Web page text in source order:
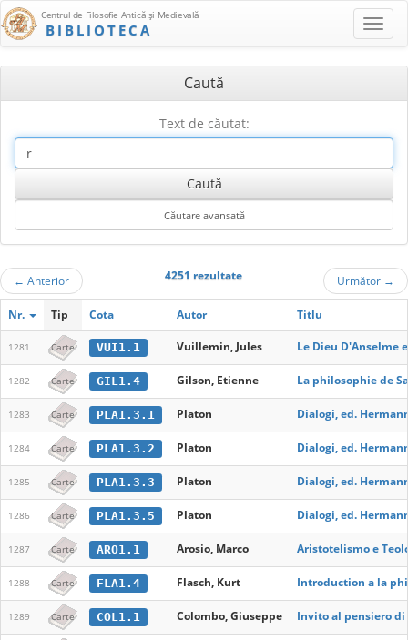
Centrul de Filosofie Antică şi Medievală
BIBLIOTECA
Caută
Text de căutat:
← Anterior 4251 rezultate Următor →
Nr. Tip Cota Autor Titlu
1281 Carte VUI1.1 Vuillemin, Jules Le Dieu D'Anselme
1282 Carte GIL1.4 Gilson, Etienne La philosophie de
1283 Carte PLA1.3.1 Platon Dialogi, ed.
1284 Carte PLA1.3.2 Platon Dialogi, ed.
1285 Carte PLA1.3.3 Platon Dialogi, ed.
1286 Carte PLA1.3.5 Platon Dialogi, ed.
1287 Carte ARO1.1 Arosio, Marco Aristotelismo e
1288 Carte FLA1.4 Flasch, Kurt Introduction a la
1289 Carte COL1.1 Colombo, Giuseppe Invito al pensiero di